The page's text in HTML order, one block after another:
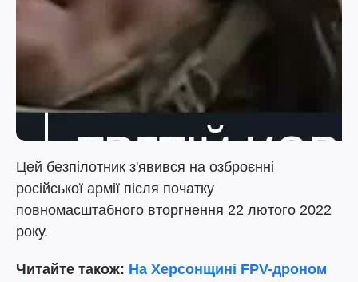
Цей безпілотник з'явився на озброєнні
російської армії після початку
повномасштабного вторгнення 22 лютого 2022
року.
Читайте також: На Херсонщині FPV-дроном